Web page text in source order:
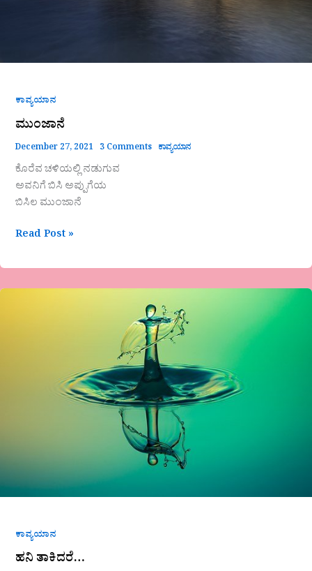
ಕಾವ್ಯಯಾನ
ಮುಂಜಾನೆ
December 27, 2021 3 Comments ಕಾವ್ಯಯಾನ
ಕೊರೆವ ಚಳಿಯಲ್ಲಿ ನಡುಗುವ
ಅವನಿಗೆ ಬಿಸಿ ಅಪ್ಪುಗೆಯ
ಬಿಸಿಲ ಮುಂಜಾನೆ
Read Post »
ಕಾವ್ಯಯಾನ
ಹನಿ ತಾಕಿದರೆ…